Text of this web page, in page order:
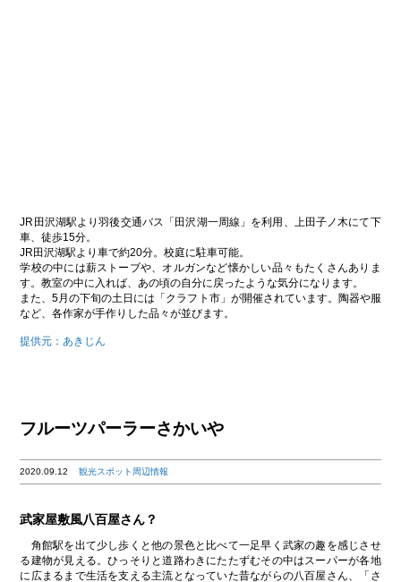
JR田沢湖駅より羽後交通バス「田沢湖一周線」を利用、上田子ノ木にて下
車、徒歩15分。
JR田沢湖駅より車で約20分。校庭に駐車可能。
学校の中には薪ストーブや、オルガンなど懐かしい品々もたくさんありま
す。教室の中に入れば、あの頃の自分に戻ったような気分になります。
また、5月の下旬の土日には「クラフト市」が開催されています。陶器や服
など、各作家が手作りした品々が並びます。
提供元：あきじん
フルーツパーラーさかいや
2020.09.12観光スポット周辺情報
武家屋敷風八百屋さん？
角館駅を出て少し歩くと他の景色と比べて一足早く武家の趣を感じさせ
る建物が見える。ひっそりと道路わきにたたずむその中はスーパーが各地
に広まるまで生活を支える主流となっていた昔ながらの八百屋さん、「さ